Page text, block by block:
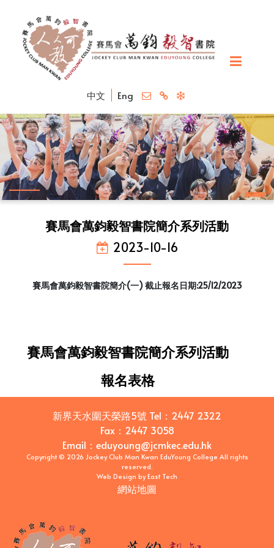
中文 Eng
賽馬會萬鈞毅智書院簡介系列活動
2023-10-16
賽馬會萬鈞毅智書院簡介(一) 截止報名日期:25/12/2023
賽馬會萬鈞毅智書院簡介系列活動
報名表格
新界天水圍天榮路5號 Tel： 2447 2322
Fax： 2447 3058
Email ： eduyoung@jcmkec.edu.hk
Copyright © 2026 Jockey Club Man Kwan EduYoung College All rights
reserved.
Web Design byEast Tech
網站地圖